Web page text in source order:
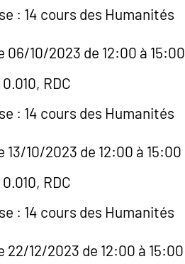
: 14 cours des Humanités
06/10/2023 de 12:00 à 15:00
RDC
: 14 cours des Humanités
13/10/2023 de 12:00 à 15:00
RDC
: 14 cours des Humanités
22/12/2023 de 12:00 à 15:00